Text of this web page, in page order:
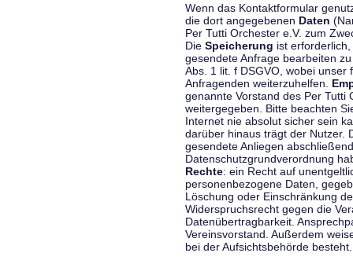
Wenn das Kontaktformular
die dort angegebenen Daten
Per Tutti Orchester e.V. zum
Die Speicherung ist
gesendete Anfrage bearbeiten
Abs. 1 lit. f DSGVO, wobei
Anfragenden weiterzuhelfen.
genannte Vorstand des Per Tutti
weitergegeben. Bitte beachten
Internet nie absolut sicher sein
darüber hinaus trägt der Nutzer.
gesendete Anliegen
Datenschutzgrundverordnung
Rechte: ein Recht auf
personenbezogene Daten,
Löschung oder Einschränkung
Widerspruchsrecht gegen die
Datenübertragbarkeit.
Vereinsvorstand. Außerdem
bei der Aufsichtsbehörde besteht.